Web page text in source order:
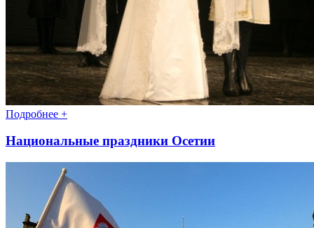
Подробнее +
Национальные праздники Осетии